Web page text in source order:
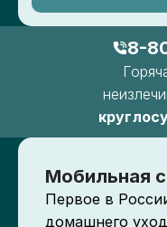
8-
Мобильная
Первое в
домашнего